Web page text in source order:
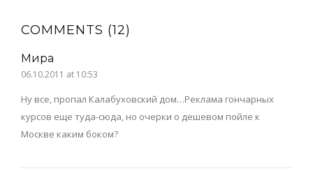
COMMENTS (12)
Мира
06.10.2011 at 10:53
Ну все, пропал Калабуховский дом…Реклама гончарных
курсов еще туда-сюда, но очерки о дешевом пойле к
Москве каким боком?